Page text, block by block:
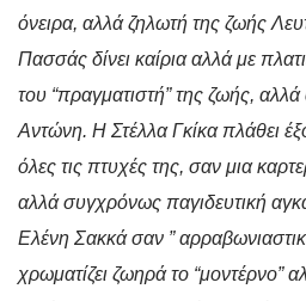
όνειρα, αλλά ζηλωτή της ζωής
Πασσάς δίνει καίρια αλλά με
του “πραγματιστή” της ζωής,
Αντώνη. Η Στέλλα Γκίκα πλάθει
όλες τις πτυχές της, σαν μια
αλλά συγχρόνως παγιδευτική
Ελένη Σακκά σαν ”
χρωματίζει ζωηρά το “μοντέρνο”